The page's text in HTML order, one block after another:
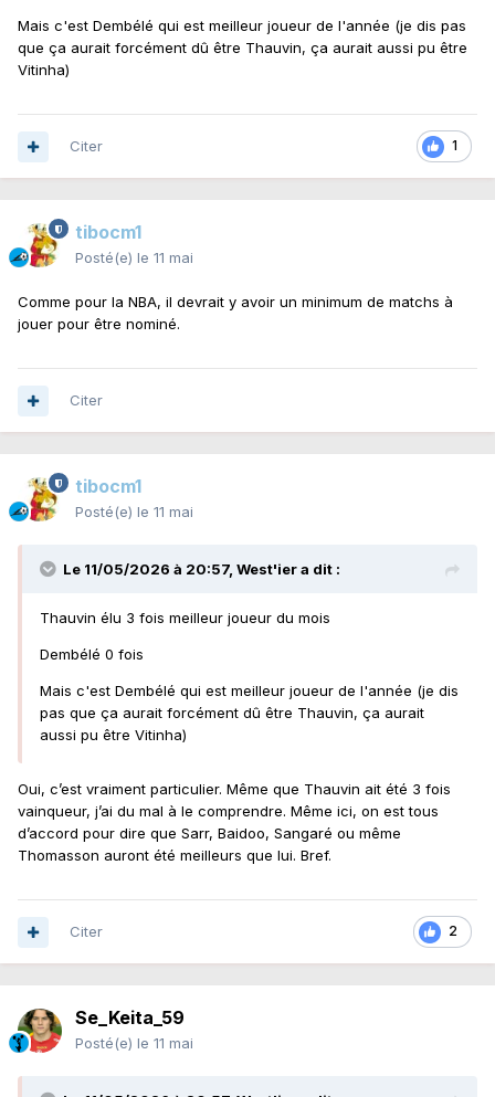
Mais c'est Dembélé qui est meilleur joueur de l'année (je dis pas
que ça aurait forcément dû être Thauvin, ça aurait aussi pu être
Vitinha)
1
Citer
tibocm1
Posté(e) le 11 mai
Comme pour la NBA, il devrait y avoir un minimum de matchs à
jouer pour être nominé.
Citer
tibocm1
Posté(e) le 11 mai
Le 11/05/2026 à 20:57, West'iera dit :
Thauvin élu 3 fois meilleur joueur du mois
Dembélé 0 fois
Mais c'est Dembélé qui est meilleur joueur de l'année (je dis
pas que ça aurait forcément dû être Thauvin, ça aurait
aussi pu être Vitinha)
Oui, c’est vraiment particulier. Même que Thauvin ait été 3 fois
vainqueur, j’ai du mal à le comprendre. Même ici, on est tous
d’accord pour dire que Sarr, Baidoo, Sangaré ou même
Thomasson auront été meilleurs que lui. Bref.
2
Citer
Se_Keita_59
Posté(e) le 11 mai